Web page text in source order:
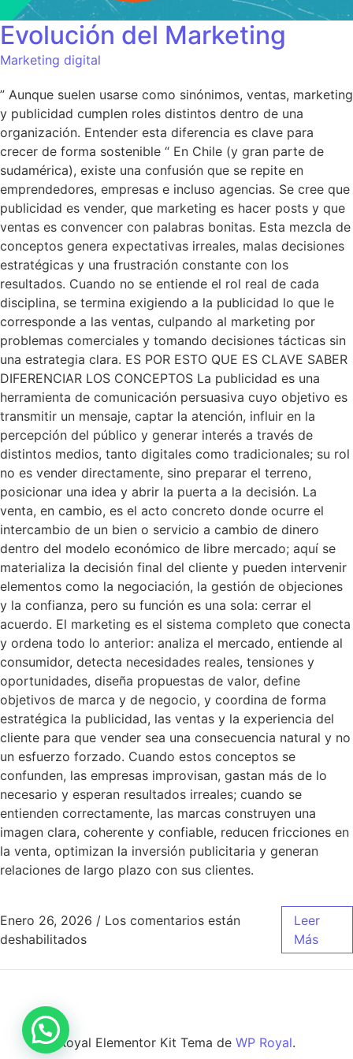
Evolución del Marketing
Marketing digital
” Aunque suelen usarse como sinónimos, ventas, marketing
y publicidad cumplen roles distintos dentro de una
organización. Entender esta diferencia es clave para
crecer de forma sostenible “ En Chile (y gran parte de
sudamérica), existe una confusión que se repite en
emprendedores, empresas e incluso agencias. Se cree que
publicidad es vender, que marketing es hacer posts y que
ventas es convencer con palabras bonitas. Esta mezcla de
conceptos genera expectativas irreales, malas decisiones
estratégicas y una frustración constante con los
resultados. Cuando no se entiende el rol real de cada
disciplina, se termina exigiendo a la publicidad lo que le
corresponde a las ventas, culpando al marketing por
problemas comerciales y tomando decisiones tácticas sin
una estrategia clara. ES POR ESTO QUE ES CLAVE SABER
DIFERENCIAR LOS CONCEPTOS La publicidad es una
herramienta de comunicación persuasiva cuyo objetivo es
transmitir un mensaje, captar la atención, influir en la
percepción del público y generar interés a través de
distintos medios, tanto digitales como tradicionales; su rol
no es vender directamente, sino preparar el terreno,
posicionar una idea y abrir la puerta a la decisión. La
venta, en cambio, es el acto concreto donde ocurre el
intercambio de un bien o servicio a cambio de dinero
dentro del modelo económico de libre mercado; aquí se
materializa la decisión final del cliente y pueden intervenir
elementos como la negociación, la gestión de objeciones
y la confianza, pero su función es una sola: cerrar el
acuerdo. El marketing es el sistema completo que conecta
y ordena todo lo anterior: analiza el mercado, entiende al
consumidor, detecta necesidades reales, tensiones y
oportunidades, diseña propuestas de valor, define
objetivos de marca y de negocio, y coordina de forma
estratégica la publicidad, las ventas y la experiencia del
cliente para que vender sea una consecuencia natural y no
un esfuerzo forzado. Cuando estos conceptos se
confunden, las empresas improvisan, gastan más de lo
necesario y esperan resultados irreales; cuando se
entienden correctamente, las marcas construyen una
imagen clara, coherente y confiable, reducen fricciones en
la venta, optimizan la inversión publicitaria y generan
relaciones de largo plazo con sus clientes.
Enero 26, 2026 / Los comentarios están
deshabilitadosen Evolución del Marketing
Leer
Más
Royal Elementor Kit Tema de WP Royal.